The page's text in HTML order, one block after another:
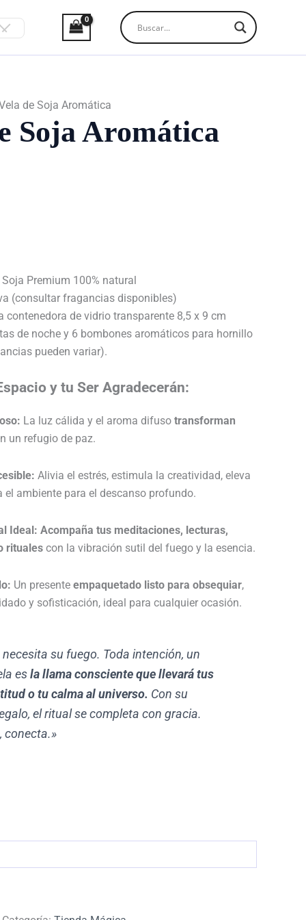
de Soja Aromática
Soja Aromática
Premium 100% natural
(consultar fragancias disponibles)
contenedora de vidrio transparente 8,5 x 9 cm
de noche y 6 bombones aromáticos para hornillo
pueden variar).
y tu Ser Agradecerán:
La luz cálida y el aroma difuso transforman
un refugio de paz.
Alivia el estrés, estimula la creatividad, eleva
el ambiente para el descanso profundo.
Ideal: Acompaña tus meditaciones, lecturas,
rituales con la vibración sutil del fuego y la esencia.
Un presente empaquetado listo para obsequiar,
y sofisticación, ideal para cualquier ocasión.
su fuego. Toda intención, un
esla llama consciente que llevará tus
o tu calma al universo. Con su
el ritual se completa con gracia.
conecta.»